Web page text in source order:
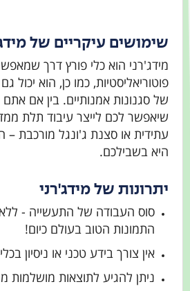
שימושים עיקריים של
מידג'רני הוא כלי פורץ דרך
פוטוריאליסטיות, כמו כן, הוא יכול
של סגנונות אמנותיים. בין אם
שיאפשר לכם לייצר עיבוד תלת
עתידית או סצנת ג'ונגל מורכבת
היא בשבילכם.
יתרונות של מידג'רני
סוס העבודה של התעשייה -
התמונות הטוב בעולם כיום!
אין צורך בידע טכני או ניסיון
ניתן להגיע לתוצאות מושלמות